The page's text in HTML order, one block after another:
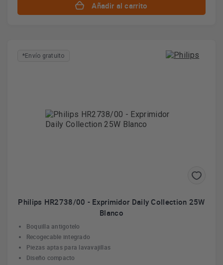
Añadir al carrito
*Envío gratuito
Philips HR2738/00 - Exprimidor Daily Collection 25W
Blanco
Boquilla antigotelo
Recogecable integrado
Piezas aptas para lavavajillas
Diseño compacto